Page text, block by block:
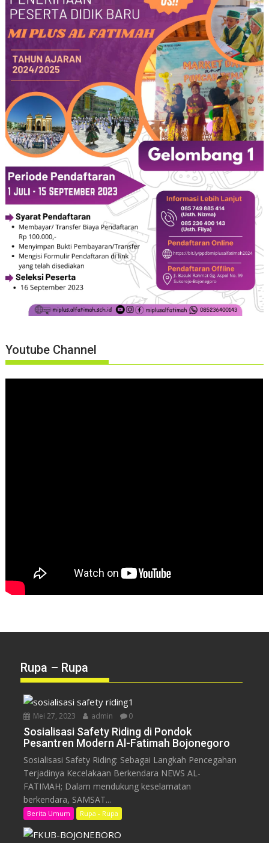
Youtube Channel
Rupa – Rupa
Mei 27, 2023 admin 0
Sosialisasi Safety Riding di Pondok
Pesantren Modern Al-Fatimah Bojonegoro
Sosialisasi Safety Riding: Sebagai Langkah Pencegahan
Terjadinya Kecelakaan Berkendara NEWS AL-
FATIMAH; Dalam mendukung keselamatan
berkendara, SAMSAT...
Berita Umum Rupa - Rupa